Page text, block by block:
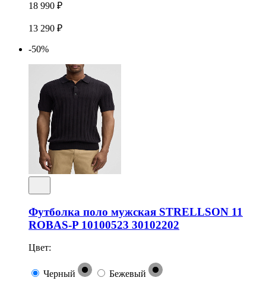
18 990 ₽
13 290 ₽
-50%
Футболка поло мужская STRELLSON 11
ROBAS-P 10100523 30102202
Цвет:
Черный Бежевый